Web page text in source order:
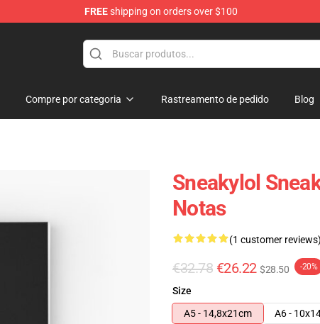
FREEshipping on orders over $100
Compre por categoria Rastreamento de pedido Blog
Sneakylol
Notas
(1 customer reviews)
€32.78 €26.22 $28.50 -20%
Size
A5 - 14,8x21cm
A6 -